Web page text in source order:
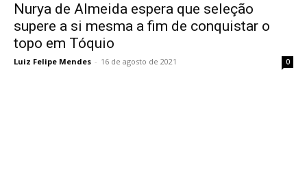
Nurya de Almeida espera que seleção
supere a si mesma a fim de conquistar o
topo em Tóquio
Luiz Felipe Mendes - 16 de agosto de 2021 0